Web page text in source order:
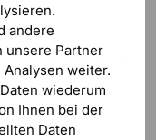
andere
unsere Partner
weiter.
wiederum
Ihnen bei der
Daten
Sortierung
Geringster